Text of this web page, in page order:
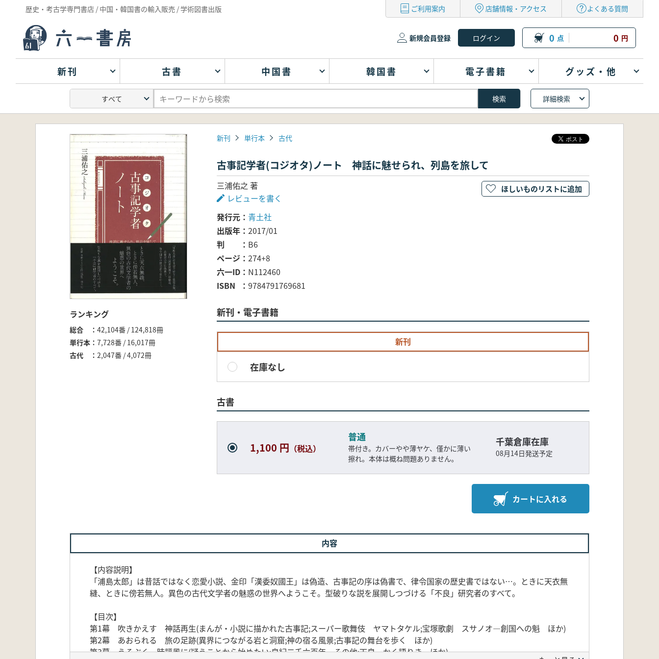
歴史・考古学専門書店 / 中国・韓国書の輸入販売 / 学術図書出版 ご利用案内 店舗情報・アクセス よくある質問
新規会員登録 0 点 0 円
新刊 古書 中国書 韓国書 電子書籍 グッズ・他
詳細検索
ランキング
総合
42,104番 / 124,818冊
単行本
7,728番 / 16,017冊
古代
2,047番 / 4,072冊
新刊 単行本 古代
古事記学者(コジオタ)ノート 神話に魅せられ、列島を旅して
三浦佑之 著
レビューを書く
発行元
青土社
出版年
2017/01
判
B6
ページ
274+8
六一ID
N112460
ISBN
9784791769681
新刊・電子書籍
新刊
在庫なし
古書
1,100 円 （税込）
普通
帯付き。カバーやや薄ヤケ、僅かに薄い
擦れ。本体は概ね問題ありません。
千葉倉庫在庫
08月14日発送予定
カートに入れる
ほしいものリストに追加
内容
【内容説明】
「浦島太郎」は昔話ではなく恋愛小説、金印「漢委奴國王」は偽造、古事記の序は偽書で、律令国家の歴史書ではない…。ときに天衣無
縫、ときに傍若無人。異色の古代文学者の魅惑の世界へようこそ。型破りな説を展開しつづける「不良」研究者のすべて。
【目次】
第1幕 吹きかえす 神話再生(まんが・小説に描かれた古事記;スーパー歌舞伎 ヤマトタケル;宝塚歌劇 スサノオ—創国への魁 ほか)
第2幕 あおられる 旅の足跡(異界につながる岩と洞窟;神の宿る風景;古事記の舞台を歩く ほか)
第3幕 うそぶく 時評風に(疑うことから始めたい;皇紀二千六百年、その他;天皇、かく語りき ほか)